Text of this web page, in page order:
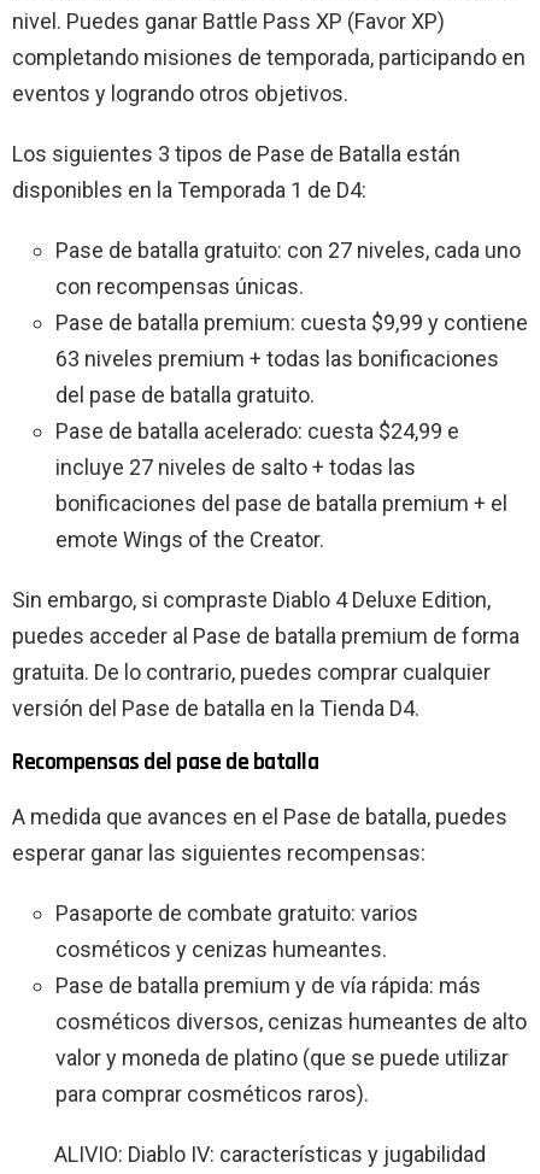
nivel. Puedes ganar Battle Pass XP (Favor XP)
completando misiones de temporada, participando en
eventos y logrando otros objetivos.
Los siguientes 3 tipos de Pase de Batalla están
disponibles en la Temporada 1 de D4:
Pase de batalla gratuito: con 27 niveles, cada uno
con recompensas únicas.
Pase de batalla premium: cuesta $9,99 y contiene
63 niveles premium + todas las bonificaciones
del pase de batalla gratuito.
Pase de batalla acelerado: cuesta $24,99 e
incluye 27 niveles de salto + todas las
bonificaciones del pase de batalla premium + el
emote Wings of the Creator.
Sin embargo, si compraste Diablo 4 Deluxe Edition,
puedes acceder al Pase de batalla premium de forma
gratuita. De lo contrario, puedes comprar cualquier
versión del Pase de batalla en la Tienda D4.
Recompensas del pase de batalla
A medida que avances en el Pase de batalla, puedes
esperar ganar las siguientes recompensas:
Pasaporte de combate gratuito: varios
cosméticos y cenizas humeantes.
Pase de batalla premium y de vía rápida: más
cosméticos diversos, cenizas humeantes de alto
valor y moneda de platino (que se puede utilizar
para comprar cosméticos raros).
ALIVIO: Diablo IV: características y jugabilidad